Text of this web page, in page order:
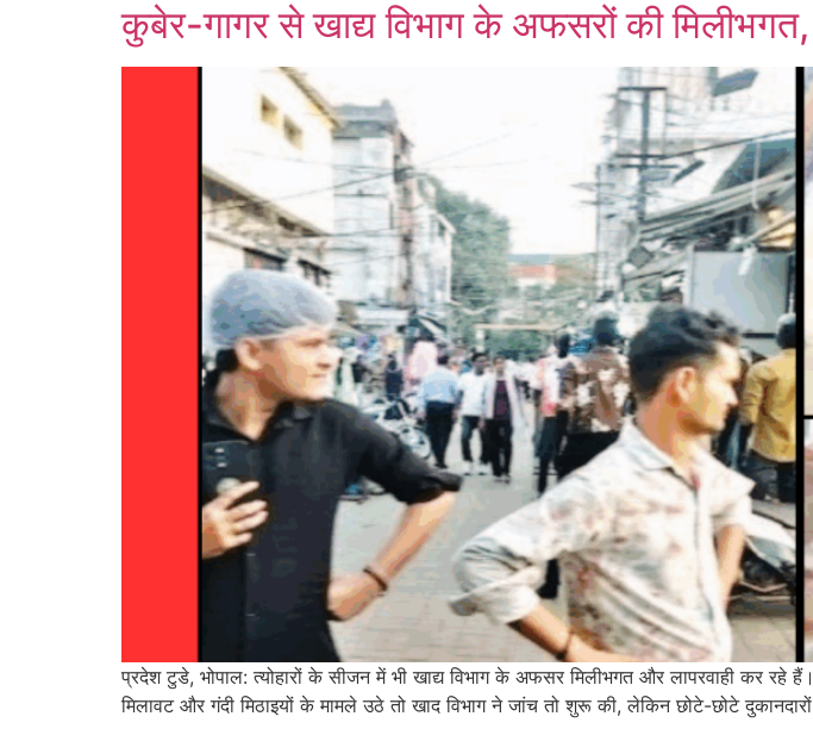
कुबेर-गागर से खाद्य विभाग के अफसरों की मिलीभगत,
प्रदेश टुडे, भोपाल: त्योहारों के सीजन में भी खाद्य विभाग के अफसर मिलीभगत और लापरवाही कर रहे
मिलावट और गंदी मिठाइयों के मामले उठे तो खाद विभाग ने जांच तो शुरू की, लेकिन छोटे-छोटे